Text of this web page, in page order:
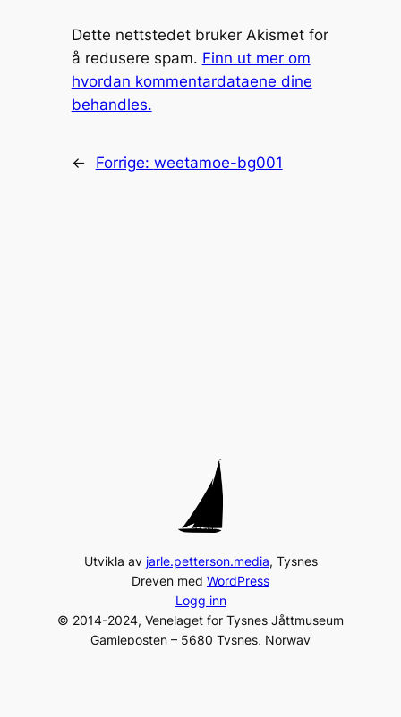
Dette nettstedet bruker Akismet for
å redusere spam. Finn ut mer om
hvordan kommentardataene dine
behandles.
← Forrige: weetamoe-bg001
Utvikla av jarle.petterson.media, Tysnes
Dreven med WordPress
Logg inn
© 2014-2024, Venelaget for Tysnes Jåttmuseum
Gamleposten – 5680 Tysnes, Norway